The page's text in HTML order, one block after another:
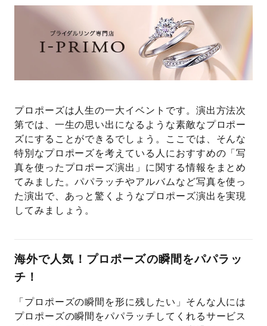
プロポーズは人生の一大イベントです。演出方法次
第では、一生の思い出になるような素敵なプロポー
ズにすることができるでしょう。ここでは、そんな
特別なプロポーズを考えている人におすすめの「写
真を使ったプロポーズ演出」に関する情報をまとめ
てみました。パパラッチやアルバムなど写真を使っ
た演出で、あっと驚くようなプロポーズ演出を実現
してみましょう。
海外で人気！プロポーズの瞬間をパパラッ
チ！
「プロポーズの瞬間を形に残したい」そんな人には
プロポーズの瞬間をパパラッチしてくれるサービス
婚約指輪マッチング診断
プロポーズプラン検索
プレゼント
言葉
エピソード
I-PRIMO公式サイト
I-PRIMO公式オンラインショップ
Follow us on